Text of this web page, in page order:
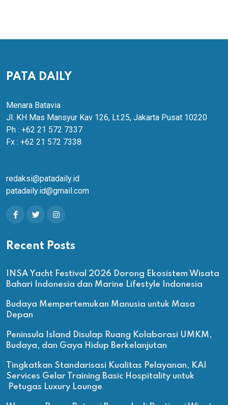
PATA DAILY
Menara Batavia
Jl. KH Mas Mansyur Kav 126, Lt.25, Jakarta Pusat 10220
Ph : +62 21 572 7337
Fx : +62 21 572 7338
redaksi@patadaily.id
patadaily.id@gmail.com
Recent Posts
INSA Yacht Festival 2026 Dorong Ekosistem Wisata
Bahari Indonesia dan Marine Lifestyle Indonesia
Budaya Mempertemukan Manusia untuk Masa
Depan
Peninsula Island Disulap Ruang Kolaborasi UMKM,
Budaya, dan Gaya Hidup Berkelanjutan
Tingkatkan Standarisasi Kualitas Pelayanan, KAI
Services Gelar Training Basic Hospitality untuk
Petugas Luxury Lounge